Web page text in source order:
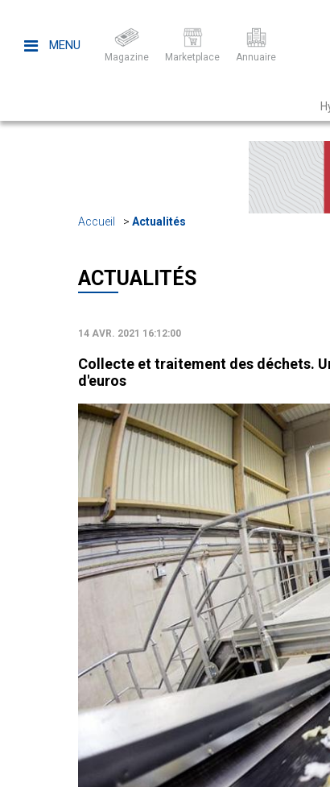
MENU
Magazine Marketplace Annuaire
Accueil Actualités
ACTUALITÉS
14 AVR. 2021 16:12:00
Collecte et traitement des déchets.
d'euros